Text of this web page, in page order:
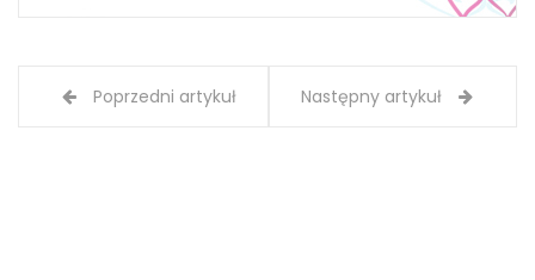
Poprzedni artykuł Następny artykuł